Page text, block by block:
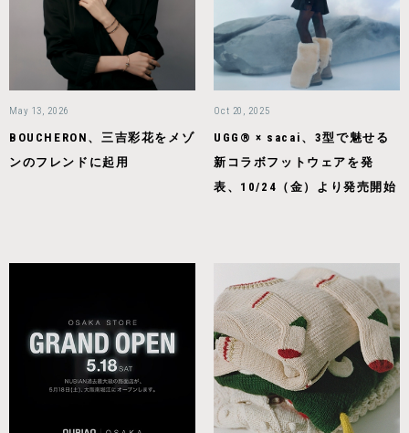
May 13, 2026
BOUCHERON、三吉彩花をメゾ
ンのフレンドに起用
Oct 20, 2025
UGG® × sacai、3型で魅せる
新コラボフットウェアを発
表、10/24（金）より発売開始